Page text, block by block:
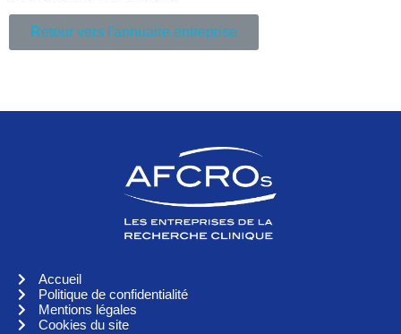
Retour vers l'annuaire entreprise
Accueil
Politique de confidentialité
Mentions légales
Cookies du site